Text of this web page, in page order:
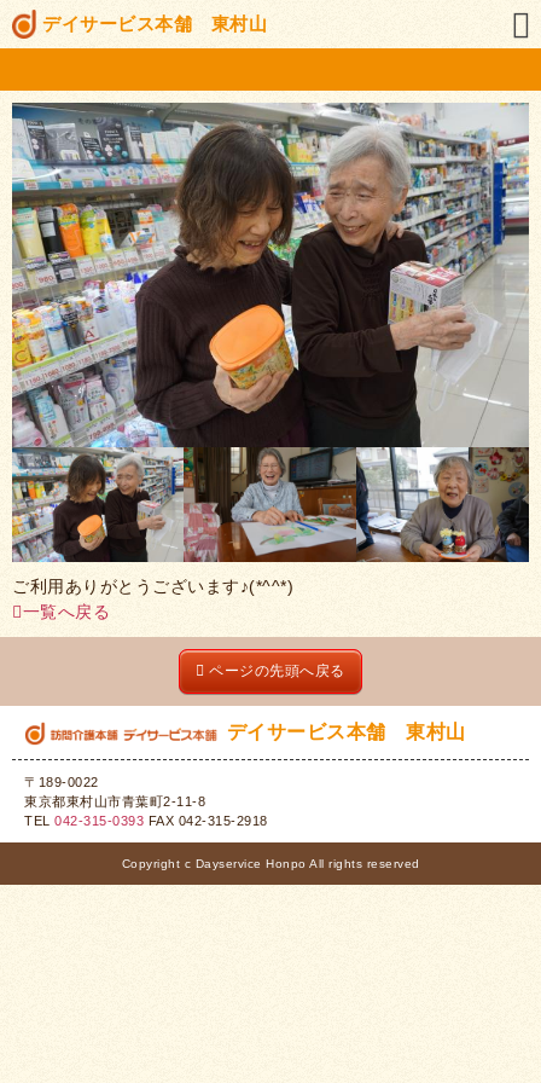
デイサービス本舗 東村山
ご利用ありがとうございます♪(*^^*)
一覧へ戻る
ページの先頭へ戻る
デイサービス本舗 東村山
〒189-0022
東京都東村山市青葉町2-11-8
TEL 042-315-0393 FAX 042-315-2918
Copyright c Dayservice Honpo All rights reserved